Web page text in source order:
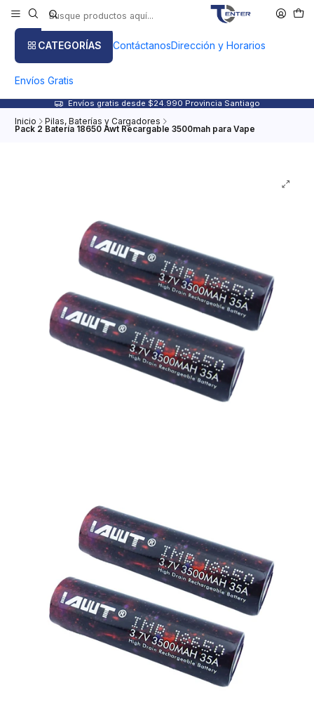
CATEGORÍAS ContáctanosDirección y Horarios
Envíos Gratis
Envíos gratis desde $24.990 Provincia Santiago
Inicio Pilas, Baterías y Cargadores
Pack 2 Batería 18650 Awt Recargable 3500mah para Vape